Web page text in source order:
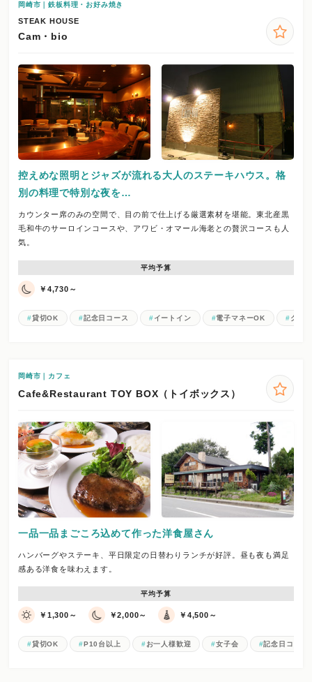
岡崎市｜鉄板料理・お好み焼き
STEAK HOUSE
Cam・bio
控えめな照明とジャズが流れる大人のステーキハウス。格
別の料理で特別な夜を…
カウンター席のみの空間で、目の前で仕上げる厳選素材を堪能。東北産黒
毛和牛のサーロインコースや、アワビ・オマール海老との贅沢コースも人
気。
平均予算
￥4,730～
貸切OK 記念日コース イートイン 電子マネーOK クレ
岡崎市｜カフェ
Cafe&Restaurant TOY BOX（トイボックス）
一品一品まごころ込めて作った洋食屋さん
ハンバーグやステーキ、平日限定の日替わりランチが好評。昼も夜も満足
感ある洋食を味わえます。
平均予算
￥1,300～ ￥2,000～ ￥4,500～
貸切OK P10台以上 お一人様歓迎 女子会 記念日コース